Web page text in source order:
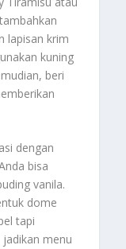
lapisan krim
kuning
beri
dengan
bisa
vanila.
dome
tapi
menu